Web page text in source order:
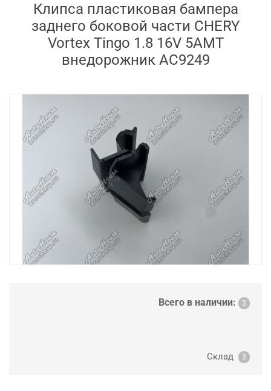
Клипса пластиковая бампера
заднего боковой части CHERY
Vortex Tingo 1.8 16V 5AMT
внедорожник AC9249
Всего в наличии: 3
Склад 3